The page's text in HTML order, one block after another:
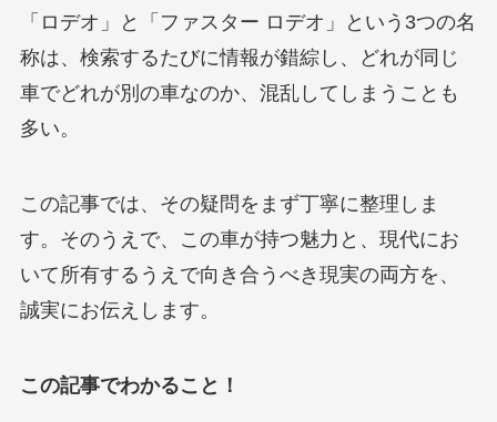
「ロデオ」と「ファスター ロデオ」という3つの名
称は、検索するたびに情報が錯綜し、どれが同じ
車でどれが別の車なのか、混乱してしまうことも
多い。
この記事では、その疑問をまず丁寧に整理しま
す。そのうえで、この車が持つ魅力と、現代にお
いて所有するうえで向き合うべき現実の両方を、
誠実にお伝えします。
この記事でわかること！